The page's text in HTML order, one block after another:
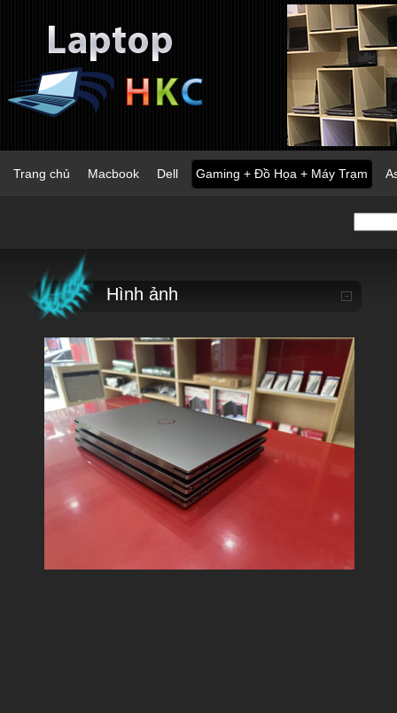
Trang chủ Macbook Dell Gaming + Đồ Họa + Máy Trạm
Hình ảnh